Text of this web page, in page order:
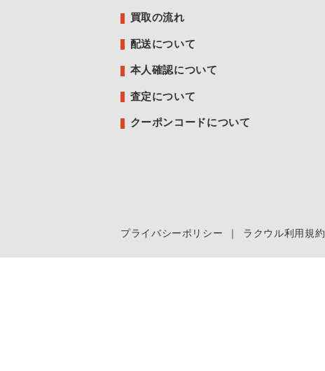
買取の流れ
配送について
本人確認について
査定について
クーポンコードについて
プライバシーポリシー ｜ ラクウル利用規約